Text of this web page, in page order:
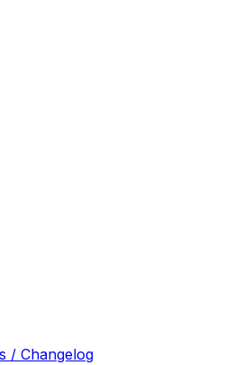
/ Changelog